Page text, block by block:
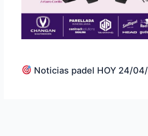
Noticias padel HOY 24/